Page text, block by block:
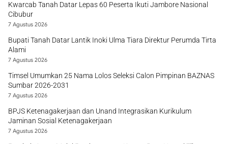
Kwarcab Tanah Datar Lepas 60 Peserta Ikuti Jambore Nasional
Cibubur
7 Agustus 2026
Bupati Tanah Datar Lantik Inoki Ulma Tiara Direktur Perumda Tirta
Alami
7 Agustus 2026
Timsel Umumkan 25 Nama Lolos Seleksi Calon Pimpinan BAZNAS
Sumbar 2026-2031
7 Agustus 2026
BPJS Ketenagakerjaan dan Unand Integrasikan Kurikulum
Jaminan Sosial Ketenagakerjaan
7 Agustus 2026